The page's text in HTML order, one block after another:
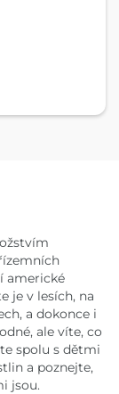
americké
je v lesích, na
a dokonce i
ale víte, co
spolu s dětmi
a poznejte,
jsou.